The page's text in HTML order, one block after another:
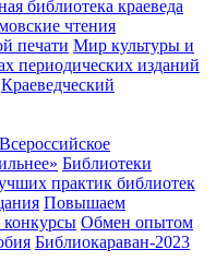
библиотека краеведа
чтения
печати Мир культуры и
периодических изданий
Краеведческий
Всероссийское
Библиотеки
практик библиотек
Повышаем
Обмен опытом
Библиокараван-2023